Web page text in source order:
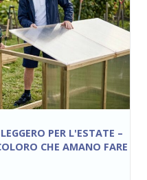
PER L'ESTATE –
CHE AMANO FARE